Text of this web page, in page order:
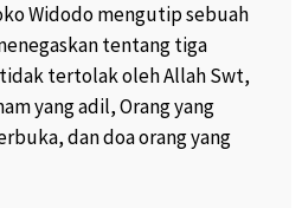
Widodo mengutip sebuah
tentang tiga
tertolak oleh Allah Swt,
yang adil, Orang yang
dan doa orang yang